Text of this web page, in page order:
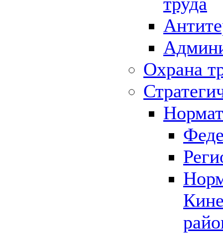
Охрана